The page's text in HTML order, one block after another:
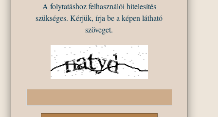
A folytatáshoz felhasználói hitelesítés
szükséges. Kérjük, írja be a képen látható
szöveget.